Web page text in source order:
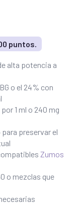
puntos.
alta potencia a
o el 24% con
1 ml o 240 mg
preservar el
Zumos
o mezclas que